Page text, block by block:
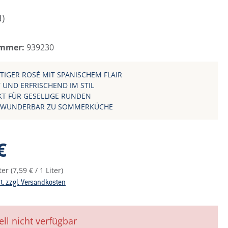
939230
ROSÉ MIT SPANISCHEM FLAIR
UND ERFRISCHEND IM STIL
FÜR GESELLIGE RUNDEN
ZU SOMMERKÜCHE
(7,59 € / 1 Liter)
zzgl. Versandkosten
nicht verfügbar